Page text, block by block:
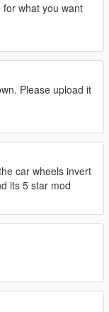
what you want
Please upload it
car wheels invert
its 5 star mod